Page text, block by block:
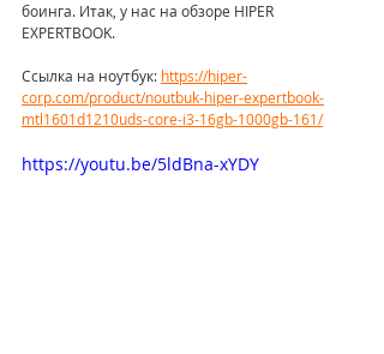
боинга. Итак, у нас на обзоре HIPER
EXPERTBOOK.
Ссылка на ноутбук: https://hiper-
corp.com/product/noutbuk-hiper-expertbook-
mtl1601d1210uds-core-i3-16gb-1000gb-161/
https://youtu.be/5ldBna-xYDY